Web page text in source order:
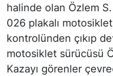
halinde olan Özlem
026 plakalı
kontrolünden çıkıp
motosiklet sürücüsü
Kazayı görenler